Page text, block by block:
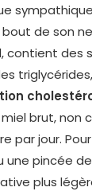
de son
contient des
brut, non
par jour.
une pincée
plus